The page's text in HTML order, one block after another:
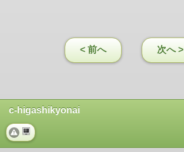
< 前へ 次へ >
c-higashikyonai